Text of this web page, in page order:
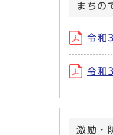
まちの
令和
令和
激励・